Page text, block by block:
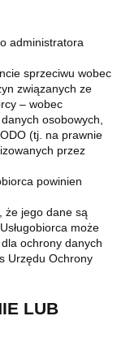
administratora
sprzeciwu wobec
związanych ze
– wobec
osobowych,
(tj. na prawnie
przez
powinien
że jego dane są
może
ochrony danych
Urzędu Ochrony
LUB